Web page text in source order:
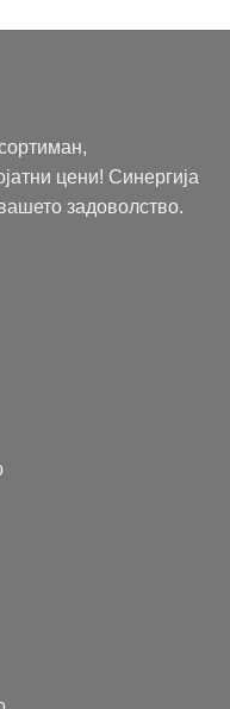
цени! Синергија
задоволство.